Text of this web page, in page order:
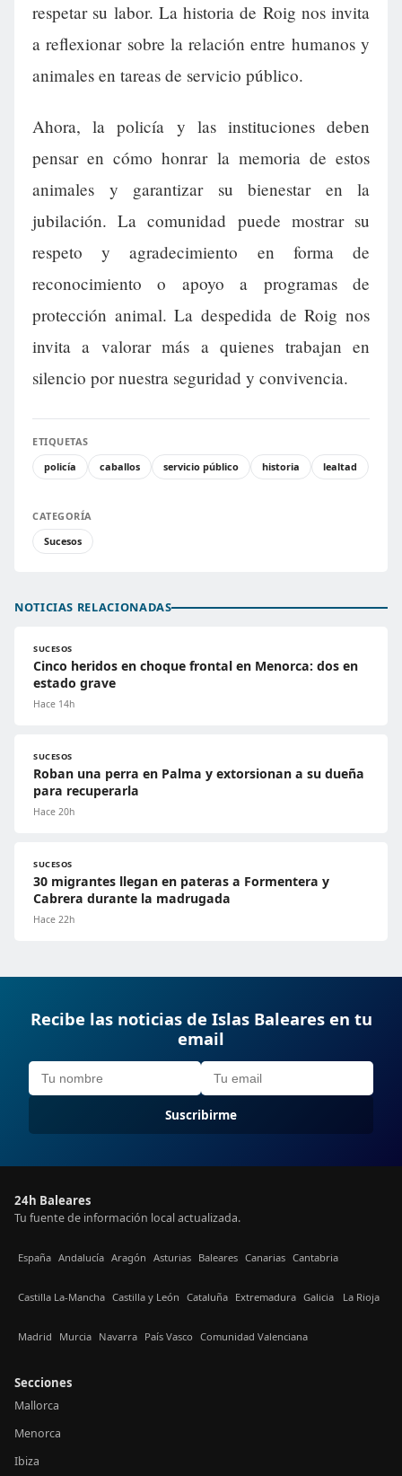
respetar su labor. La historia de Roig nos invita
a reflexionar sobre la relación entre humanos y
animales en tareas de servicio público.
Ahora, la policía y las instituciones deben
pensar en cómo honrar la memoria de estos
animales y garantizar su bienestar en la
jubilación. La comunidad puede mostrar su
respeto y agradecimiento en forma de
reconocimiento o apoyo a programas de
protección animal. La despedida de Roig nos
invita a valorar más a quienes trabajan en
silencio por nuestra seguridad y convivencia.
ETIQUETAS
policía
caballos servicio público historia lealtad
CATEGORÍA
Sucesos
NOTICIAS RELACIONADAS
SUCESOS
Cinco heridos en choque frontal en Menorca: dos en
estado grave
Hace 14h
SUCESOS
Roban una perra en Palma y extorsionan a su dueña
para recuperarla
Hace 20h
SUCESOS
30 migrantes llegan en pateras a Formentera y
Cabrera durante la madrugada
Hace 22h
Recibe las noticias de Islas Baleares en tu
email
Suscribirme
24h Baleares
Tu fuente de información local actualizada.
España Andalucía Aragón Asturias Baleares Canarias Cantabria
Castilla La-Mancha Castilla y León Cataluña Extremadura Galicia La Rioja
Madrid Murcia Navarra País Vasco Comunidad Valenciana
Secciones
Mallorca
Menorca
Ibiza